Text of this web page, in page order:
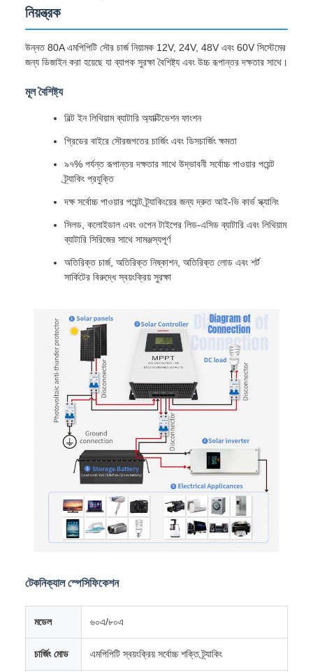
নিয়ন্ত্রক
উন্নত 80A এমপিপিটি সৌর চার্জ নিয়ামক 12V, 24V, 48V এবং 60V সিস্টেমের
জন্য ডিজাইন করা হয়েছে যা ব্যাপক সুরক্ষা বৈশিষ্ট্য এবং উচ্চ রূপান্তর দক্ষতার সাথে।
মূল বৈশিষ্ট্য
বিল্ট ইন লিথিয়াম ব্যাটারি অ্যাক্টিভেশন ফাংশন
গ্রিডের বাইরে সৌরজগতের চার্জিং এবং ডিসচার্জিং ক্ষমতা
৯৭% পর্যন্ত রূপান্তর দক্ষতার সাথে উদ্ভাবনী সর্বোচ্চ পাওয়ার পয়েন্ট
ট্র্যাকিং প্রযুক্তি
দক্ষ সর্বোচ্চ পাওয়ার পয়েন্ট ট্র্যাকিংয়ের জন্য দ্রুত আই-ভি কার্ভ স্ক্যানিং
সিলড, কলোইডাল এবং ওপেন টাইপের লিড-এসিড ব্যাটারি এবং লিথিয়াম
ব্যাটারি সিরিজের সাথে সামঞ্জস্যপূর্ণ
অতিরিক্ত চার্জ, অতিরিক্ত নিষ্কাশন, অতিরিক্ত লোড এবং শর্ট
সার্কিটের বিরুদ্ধে স্বয়ংক্রিয় সুরক্ষা
টেকনিক্যাল স্পেসিফিকেশন
মডেল ৬০এ/৮০এ
চার্জিং মোড এমপিপিটি স্বয়ংক্রিয় সর্বোচ্চ শক্তি ট্র্যাকিং